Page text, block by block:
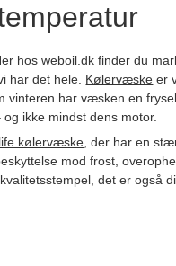
hos weboil.dk finder du
har det hele. Kølervæske er
har væsken en
ikke mindst dens motor.
kølervæske , der har en
mod frost,
det er også